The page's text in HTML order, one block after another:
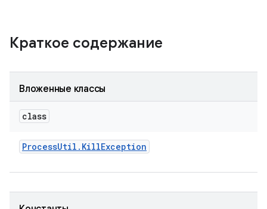
Краткое содержание
Вложенные классы
class
ProcessUtil . KillException